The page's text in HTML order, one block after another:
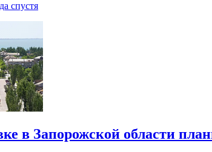
спустя
в Запорожской области